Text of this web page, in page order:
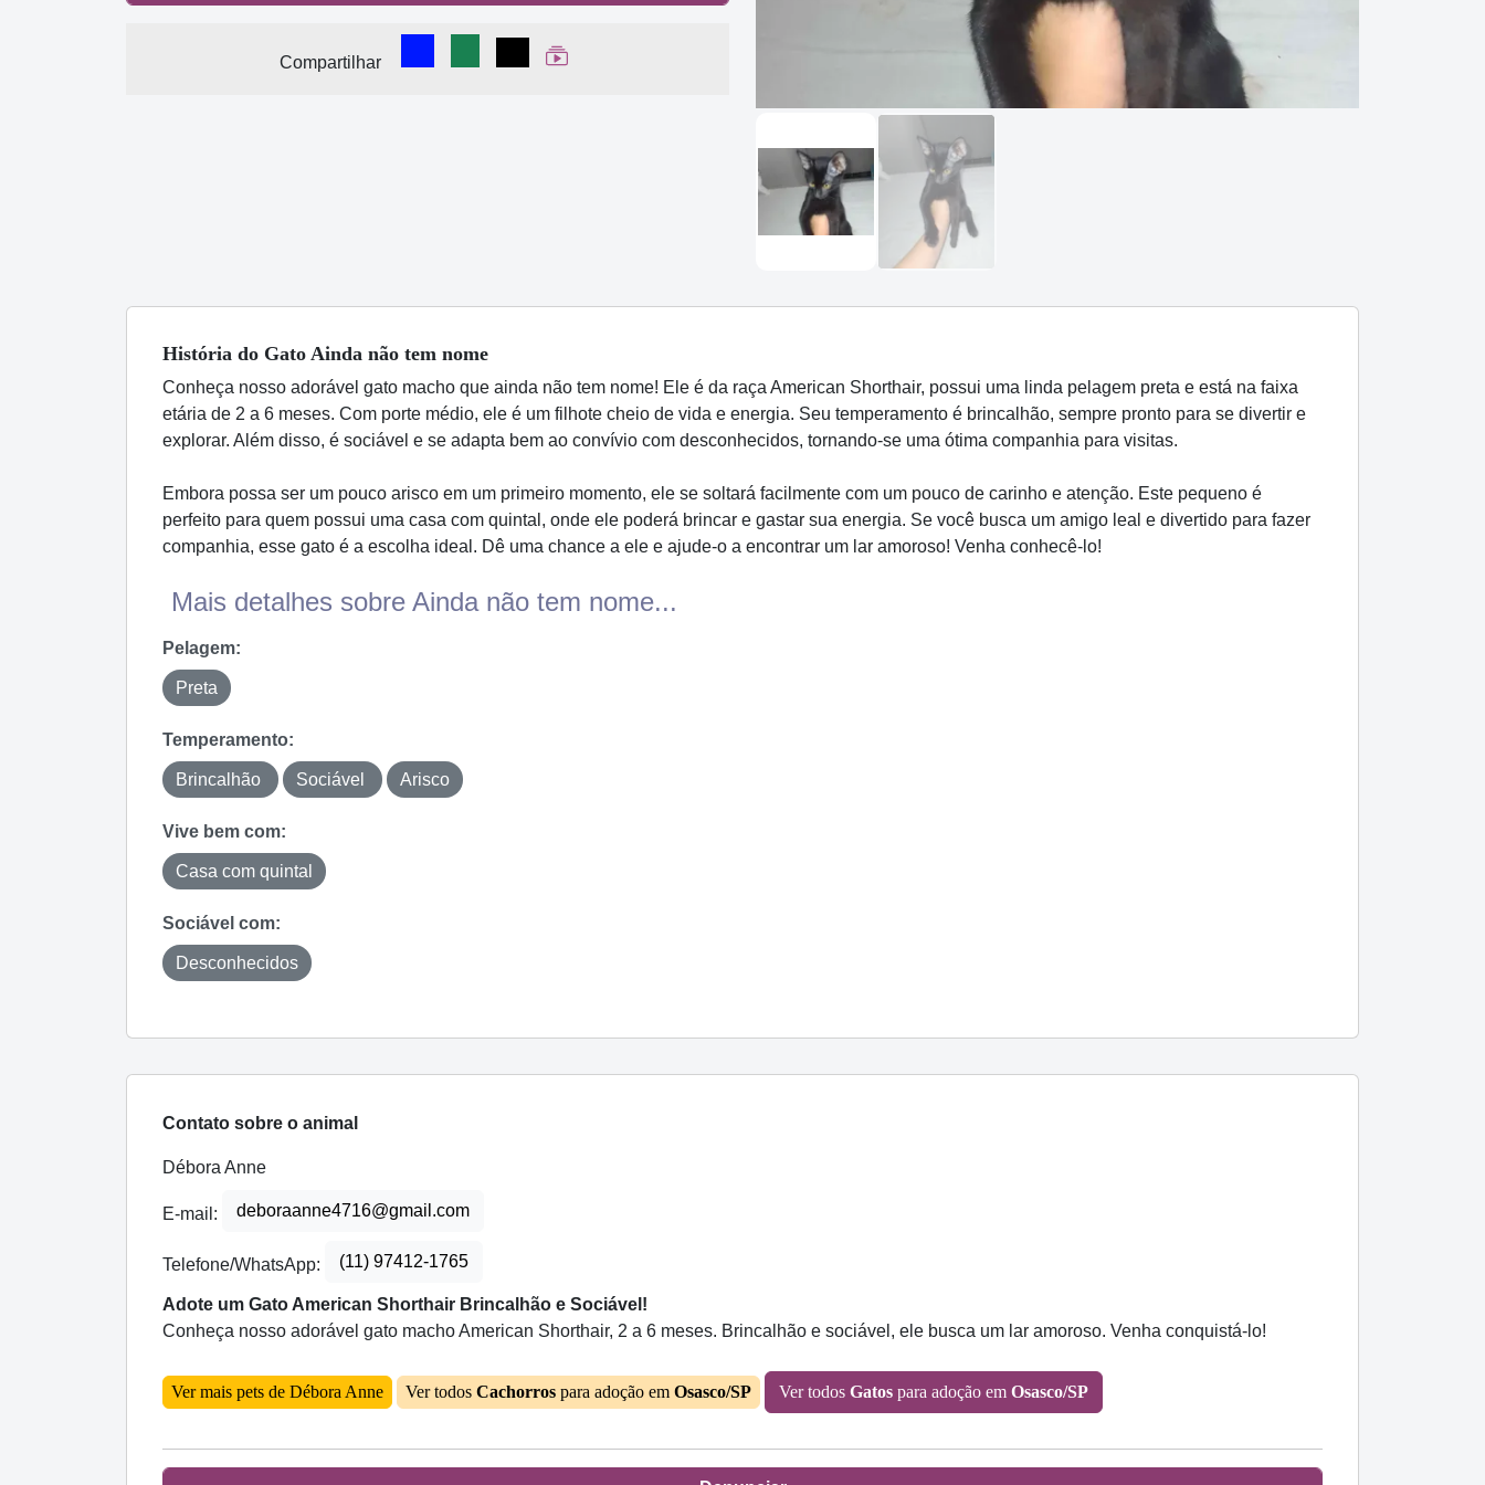
Compartilhar
Compartilhar no Facebook
Compartilhar no WhatsApp
Compartilhar
Ver Web Story
História do Gato Ainda não tem nome
Conheça nosso adorável gato macho que ainda não tem nome! Ele é da raça American Shorthair, possui uma linda pelagem preta e está na faixa
etária de 2 a 6 meses. Com porte médio, ele é um filhote cheio de vida e energia. Seu temperamento é brincalhão, sempre pronto para se divertir e
explorar. Além disso, é sociável e se adapta bem ao convívio com desconhecidos, tornando-se uma ótima companhia para visitas.
Embora possa ser um pouco arisco em um primeiro momento, ele se soltará facilmente com um pouco de carinho e atenção. Este pequeno é
perfeito para quem possui uma casa com quintal, onde ele poderá brincar e gastar sua energia. Se você busca um amigo leal e divertido para fazer
companhia, esse gato é a escolha ideal. Dê uma chance a ele e ajude-o a encontrar um lar amoroso! Venha conhecê-lo!
Mais detalhes sobre Ainda não tem nome...
Pelagem:
Preta
Temperamento:
Brincalhão Sociável Arisco
Vive bem com:
Casa com quintal
Sociável com:
Desconhecidos
Contato sobre o animal
Débora Anne
E-mail: deboraanne4716@gmail.com
Telefone/WhatsApp: (11) 97412-1765
Adote um Gato American Shorthair Brincalhão e Sociável!
Conheça nosso adorável gato macho American Shorthair, 2 a 6 meses. Brincalhão e sociável, ele busca um lar amoroso. Venha conquistá-lo!
Ver mais pets de Débora Anne Ver todos Cachorros para adoção em Osasco/SP Ver todos Gatos para adoção em Osasco/SP